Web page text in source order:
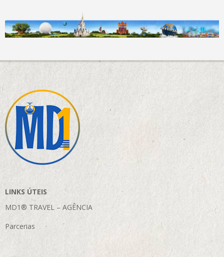
LINKS ÚTEIS
MD1® TRAVEL – AGÊNCIA
Parcerias